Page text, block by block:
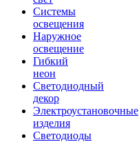
Системы
освещения
Наружное
освещение
Гибкий
неон
Светодиодный
декор
Электроустановочные
изделия
Светодиоды